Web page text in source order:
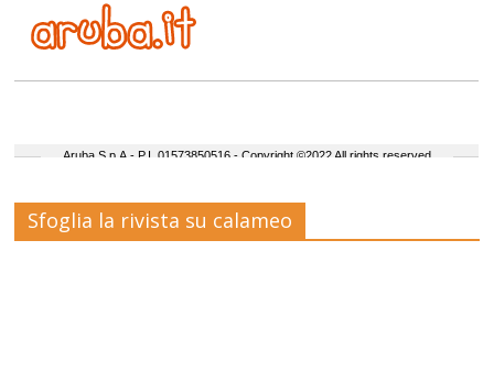
Sfoglia la rivista su calameo